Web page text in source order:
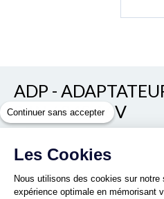
ADP -
24N / 24S 16V
REF. D14780
Continuer sans accepter
Les Cookies
Nous utilisons des cookies sur
expérience optimale en mémorisant